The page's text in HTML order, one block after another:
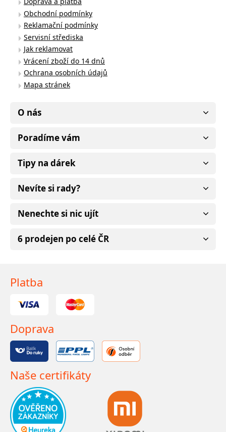
Obchodní podmínky
Reklamační podmínky
Servisní střediska
Jak reklamovat
Vrácení zboží do 14 dnů
Ochrana osobních údajů
Mapa stránek
O nás
Poradíme vám
Tipy na dárek
Nevíte si rady?
Nenechte si nic ujít
6 prodejen po celé ČR
Platba
Doprava
Naše certifikáty